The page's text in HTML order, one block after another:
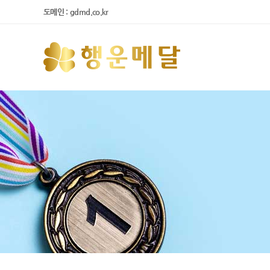
도메인 : gdmd.co.kr